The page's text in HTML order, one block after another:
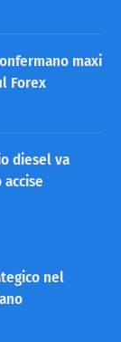
maxi
Forex
diesel va
nel